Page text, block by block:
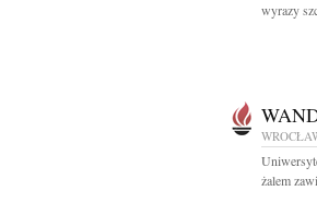
wyrazy
żalem